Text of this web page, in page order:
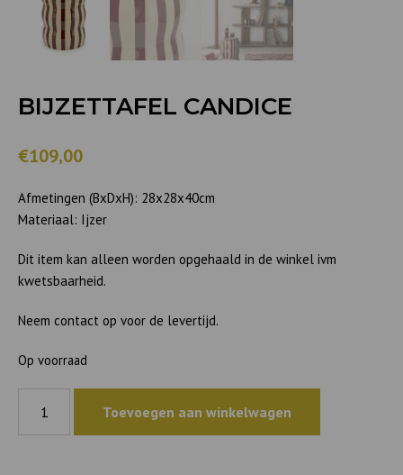
BIJZETTAFEL CANDICE
€109,00
Afmetingen (BxDxH): 28x28x40cm
Materiaal: Ijzer
Dit item kan alleen worden opgehaald in de winkel ivm
kwetsbaarheid.
Neem contact op voor de levertijd.
Op voorraad
Candice
Toevoegen aan winkelwagen